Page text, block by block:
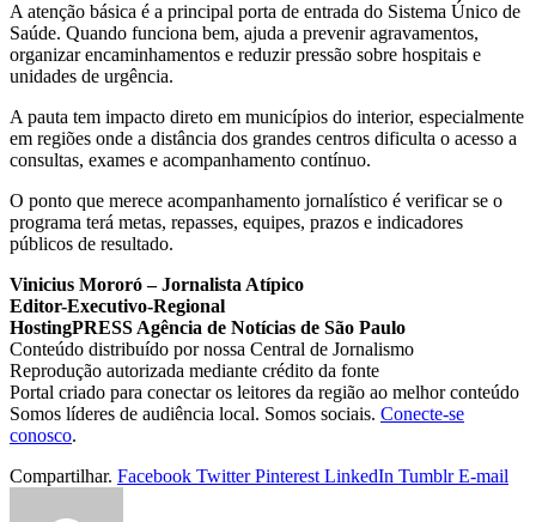
A atenção básica é a principal porta de entrada do Sistema Único de
Saúde. Quando funciona bem, ajuda a prevenir agravamentos,
organizar encaminhamentos e reduzir pressão sobre hospitais e
unidades de urgência.
A pauta tem impacto direto em municípios do interior, especialmente
em regiões onde a distância dos grandes centros dificulta o acesso a
consultas, exames e acompanhamento contínuo.
O ponto que merece acompanhamento jornalístico é verificar se o
programa terá metas, repasses, equipes, prazos e indicadores
públicos de resultado.
Vinicius Mororó – Jornalista Atípico
Editor-Executivo-Regional
HostingPRESS Agência de Notícias de São Paulo
Conteúdo distribuído por nossa Central de Jornalismo
Reprodução autorizada mediante crédito da fonte
Portal criado para conectar os leitores da região ao melhor conteúdo
Somos líderes de audiência local. Somos sociais. Conecte-se
conosco.
Compartilhar. Facebook Twitter Pinterest LinkedIn Tumblr E-mail